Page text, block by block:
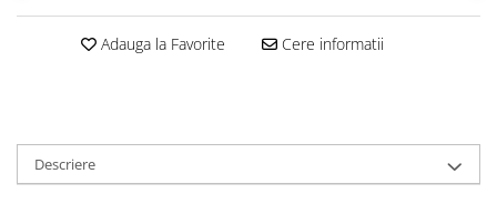
Adauga la Favorite Cere informatii
Descriere